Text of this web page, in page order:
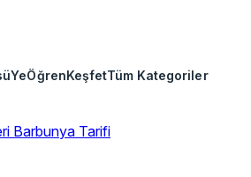
YeÖğrenKeşfetTüm Kategoriler
Barbunya Tarifi